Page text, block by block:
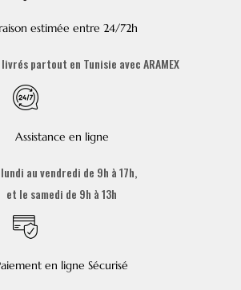
estimée entre 24/72h
partout en Tunisie avec ARAMEX
Assistance en ligne
au vendredi de 9h à 17h,
et le samedi de 9h à 13h
en ligne Sécurisé